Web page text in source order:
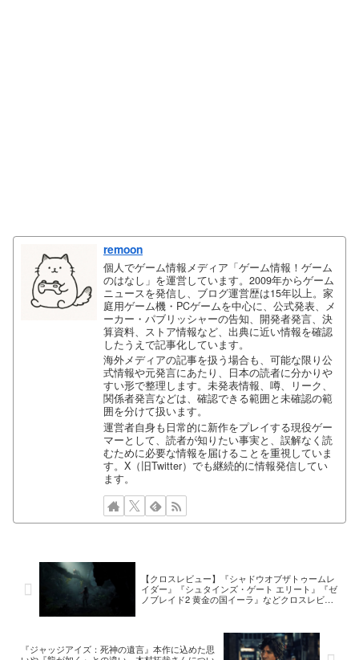
remoon
個人でゲーム情報メディア「ゲーム情報！ゲーム
のはなし」を運営しています。2009年からゲーム
ニュースを発信し、ブログ運営歴は15年以上。家
庭用ゲーム機・PCゲームを中心に、公式発表、メ
ーカー・パブリッシャーの告知、開発者発言、決
算資料、ストア情報など、出典に近い情報を確認
したうえで記事化しています。
海外メディアの記事を扱う場合も、可能な限り公
式情報や元発言にあたり、日本の読者に分かりや
すい形で整理します。未発表情報、噂、リーク、
関係者発言などは、確認できる範囲と未確認の範
囲を分けて扱います。
運営者自身も日常的に新作をプレイする現役ゲー
マーとして、読者が知りたい事実と、誤解なく読
むために必要な情報を届けることを重視していま
す。X（旧Twitter）でも継続的に情報発信してい
ます。
【クロスレビュー】『シャドウオブザトゥームレ
イダー』『シュタインズ・ゲート エリート』『ゼ
ノブレイド2 黄金の国イーラ』などクロスレビュ
『ジャッジアイズ：死神の遺言』本作に込めた思